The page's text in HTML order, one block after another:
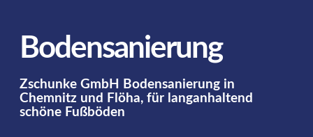
Bodensanierung
Zschunke GmbH Bodensanierung in
Chemnitz und Flöha, für langanhaltend
schöne Fußböden